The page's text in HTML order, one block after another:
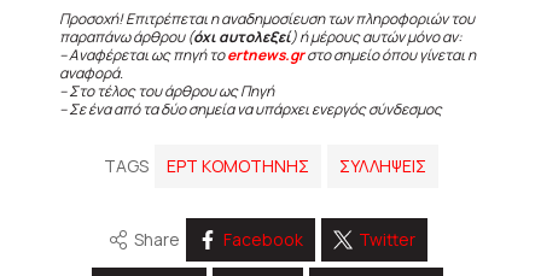
Προσοχή! Επιτρέπεται η αναδημοσίευση των πληροφοριών του
παραπάνω άρθρου (όχι αυτολεξεί) ή μέρους αυτών μόνο αν:
– Αναφέρεται ως πηγή τοertnews.grστο σημείο όπου γίνεται η
αναφορά.
– Στο τέλος του άρθρου ως Πηγή
– Σε ένα από τα δύο σημεία να υπάρχει ενεργός σύνδεσμος
TAGS ΕΡΤ ΚΟΜΟΤΗΝΗΣ ΣΥΛΛΗΨΕΙΣ
Share Facebook Twitter